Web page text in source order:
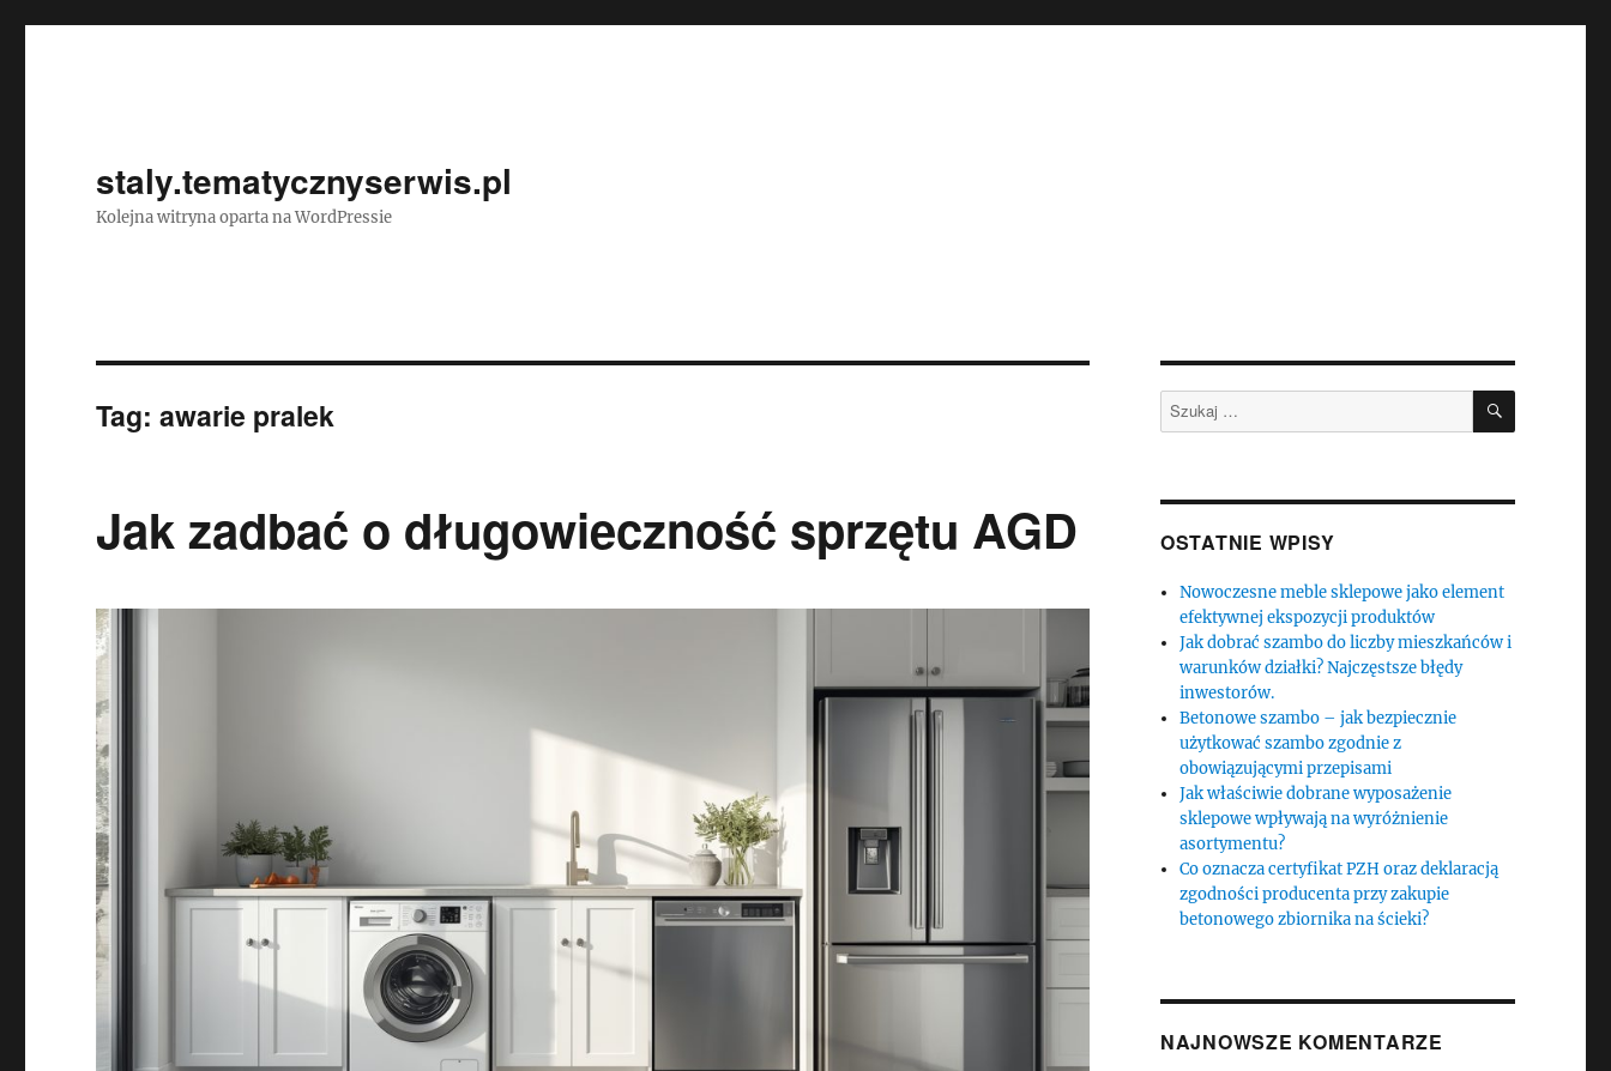
staly.tematycznyserwis.pl
Kolejna witryna oparta na WordPressie
Tag:awarie pralek
Jak zadbać o długowieczność sprzętu AGD
Szukaj: SZUKAJ
OSTATNIE WPISY
Nowoczesne meble sklepowe jako element
efektywnej ekspozycji produktów
Jak dobrać szambo do liczby mieszkańców i
warunków działki? Najczęstsze błędy
inwestorów.
Betonowe szambo – jak bezpiecznie
użytkować szambo zgodnie z
obowiązującymi przepisami
Jak właściwie dobrane wyposażenie
sklepowe wpływają na wyróżnienie
asortymentu?
Co oznacza certyfikat PZH oraz deklaracją
zgodności producenta przy zakupie
betonowego zbiornika na ścieki?
NAJNOWSZE KOMENTARZE